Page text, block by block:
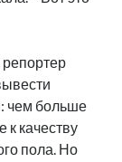
репортер
чем больше
к качеству
пола. Но